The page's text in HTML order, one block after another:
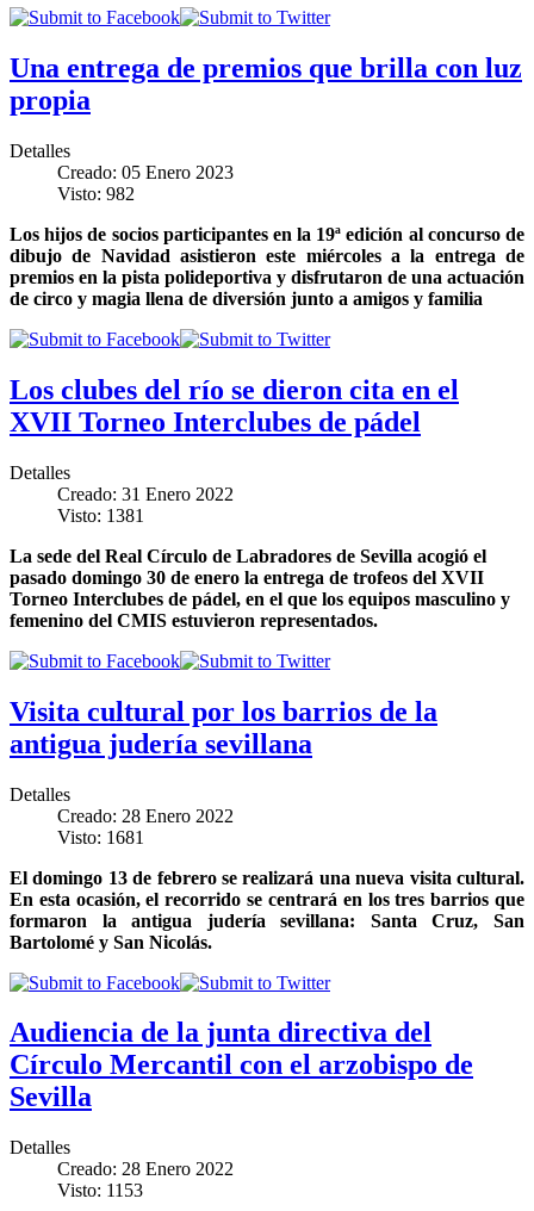
Una entrega de premios que brilla con luz
propia
Detalles
Creado: 05 Enero 2023
Visto: 982
Los hijos de socios participantes en la 19ª edición al concurso de
dibujo de Navidad asistieron este miércoles a la entrega de
premios en la pista polideportiva y disfrutaron de una actuación
de circo y magia llena de diversión junto a amigos y familia
Los clubes del río se dieron cita en el
XVII Torneo Interclubes de pádel
Detalles
Creado: 31 Enero 2022
Visto: 1381
La sede del Real Círculo de Labradores de Sevilla acogió el
pasado domingo 30 de enero la entrega de trofeos del XVII
Torneo Interclubes de pádel, en el que los equipos masculino y
femenino del CMIS estuvieron representados.
Visita cultural por los barrios de la
antigua judería sevillana
Detalles
Creado: 28 Enero 2022
Visto: 1681
El domingo 13 de febrero se realizará una nueva visita cultural.
En esta ocasión, el recorrido se centrará en los tres barrios que
formaron la antigua judería sevillana: Santa Cruz, San
Bartolomé y San Nicolás.
Audiencia de la junta directiva del
Círculo Mercantil con el arzobispo de
Sevilla
Detalles
Creado: 28 Enero 2022
Visto: 1153